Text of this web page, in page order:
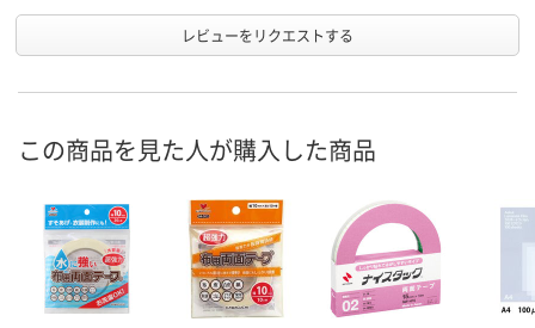
レビューをリクエストする
この商品を見た人が購入した商品